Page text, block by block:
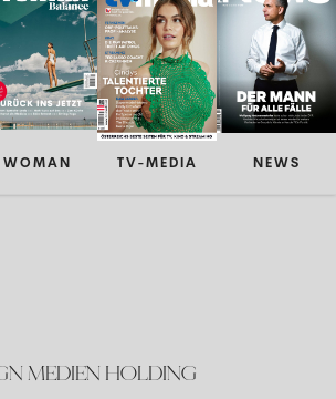
WOMAN TV-MEDIA NEWS
MEDIEN HOLDING